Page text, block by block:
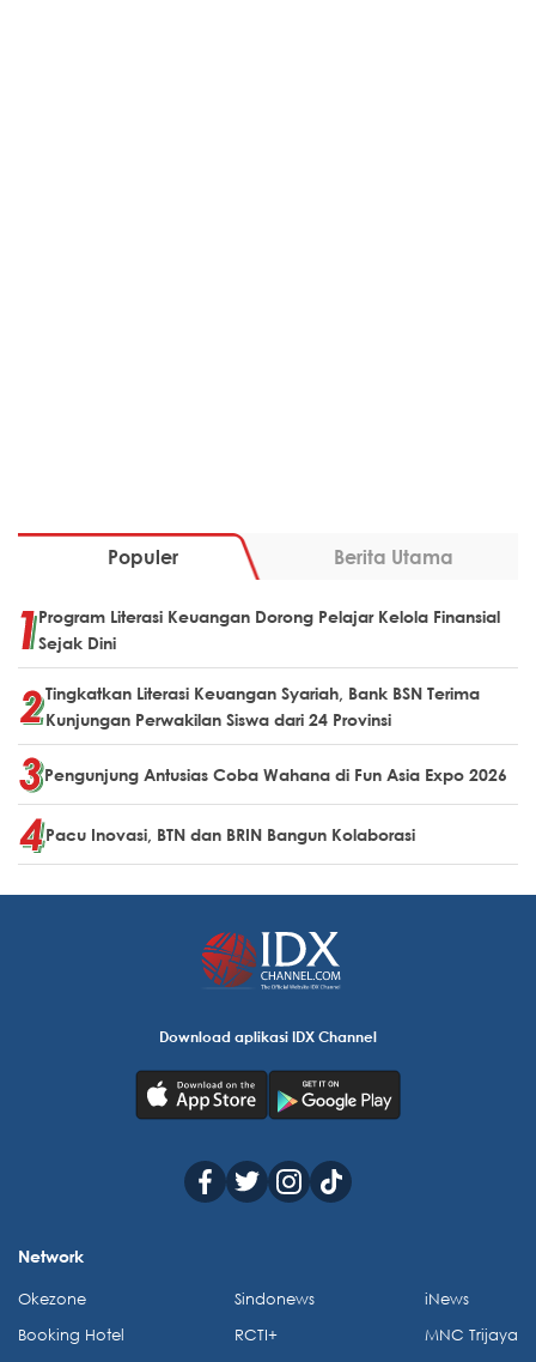
Populer Berita Utama
Program Literasi Keuangan Dorong Pelajar Kelola Finansial
Sejak Dini
Tingkatkan Literasi Keuangan Syariah, Bank BSN Terima
Kunjungan Perwakilan Siswa dari 24 Provinsi
Pengunjung Antusias Coba Wahana di Fun Asia Expo 2026
Pacu Inovasi, BTN dan BRIN Bangun Kolaborasi
Download aplikasi IDX Channel
Network
Okezone
Booking Hotel
Sindonews
RCTI+
iNews
MNC Trijaya